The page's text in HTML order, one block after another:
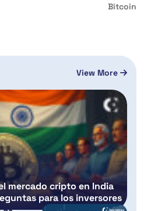
Bitcoin
View More
mercado cripto en India
para los inversores